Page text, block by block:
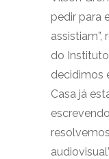
pedir para
assistiam”,
do
decidimos
Casa já